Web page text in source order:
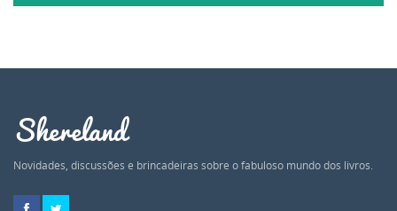
Shereland
Novidades, discussões e brincadeiras sobre o fabuloso mundo dos livros.